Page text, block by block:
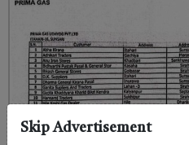
Skip Advertisement